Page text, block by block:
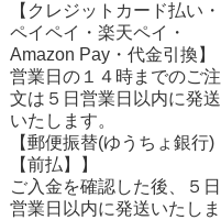
【クレジットカード払い・
ペイペイ・楽天ペイ・
Amazon Pay・ 代金引換】
営業日の１４時までのご注
文は５日営業日以内に発送
いたします。
【郵便振替(ゆうちょ銀行)
【前払】】
ご入金を確認した後、５日
営業日以内に発送いたしま